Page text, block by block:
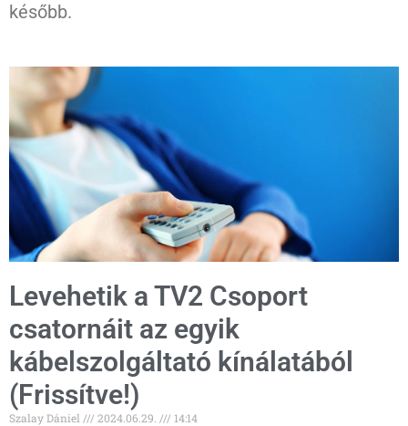
később.
Levehetik a TV2 Csoport
csatornáit az egyik
kábelszolgáltató kínálatából
(Frissítve!)
Szalay Dániel 2024.06.29. 14:14